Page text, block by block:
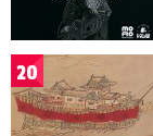
20